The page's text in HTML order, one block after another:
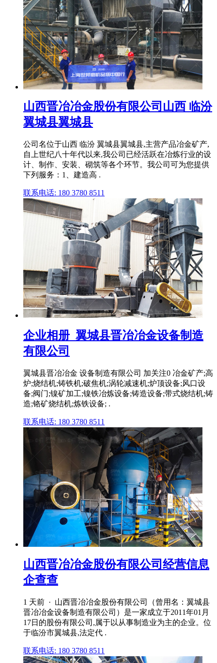
山西晋冶冶金股份有限公司山西 临汾
翼城县翼城县
公司名位于山西 临汾 翼城县翼城县,主营产品冶金矿产,
自上世纪八十年代以来,我公司已经活跃在冶炼行业的设
计、制作、安装、砌筑等各个环节。我公司可为您提供
下列服务：1、建造高 .
联系电话: 180 3780 8511
企业相册_翼城县晋冶冶金设备制造
有限公司
翼城县晋冶冶金 设备制造有限公司 加关注0 冶金矿产;高
炉;烧结机;铸铁机;破焦机;涡轮减速机;炉顶设备;风口设
备;阀门;镍矿加工;镍铁冶炼设备;铸造设备;带式烧结机;铸
造;铬矿烧结机;炼铁设备; .
联系电话: 180 3780 8511
山西晋冶冶金股份有限公司经营信息
企查查
1 天前 · 山西晋冶冶金股份有限公司（曾用名：翼城县
晋冶冶金设备制造有限公司）是⼀家成⽴于2011年01月
17日的股份有限公司,属于以从事制造业为主的企业。位
于临汾市翼城县,法定代 .
联系电话: 180 3780 8511